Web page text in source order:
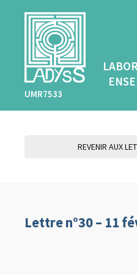
UMR7533
REVENIR AUX
Lettre n°30 – 11